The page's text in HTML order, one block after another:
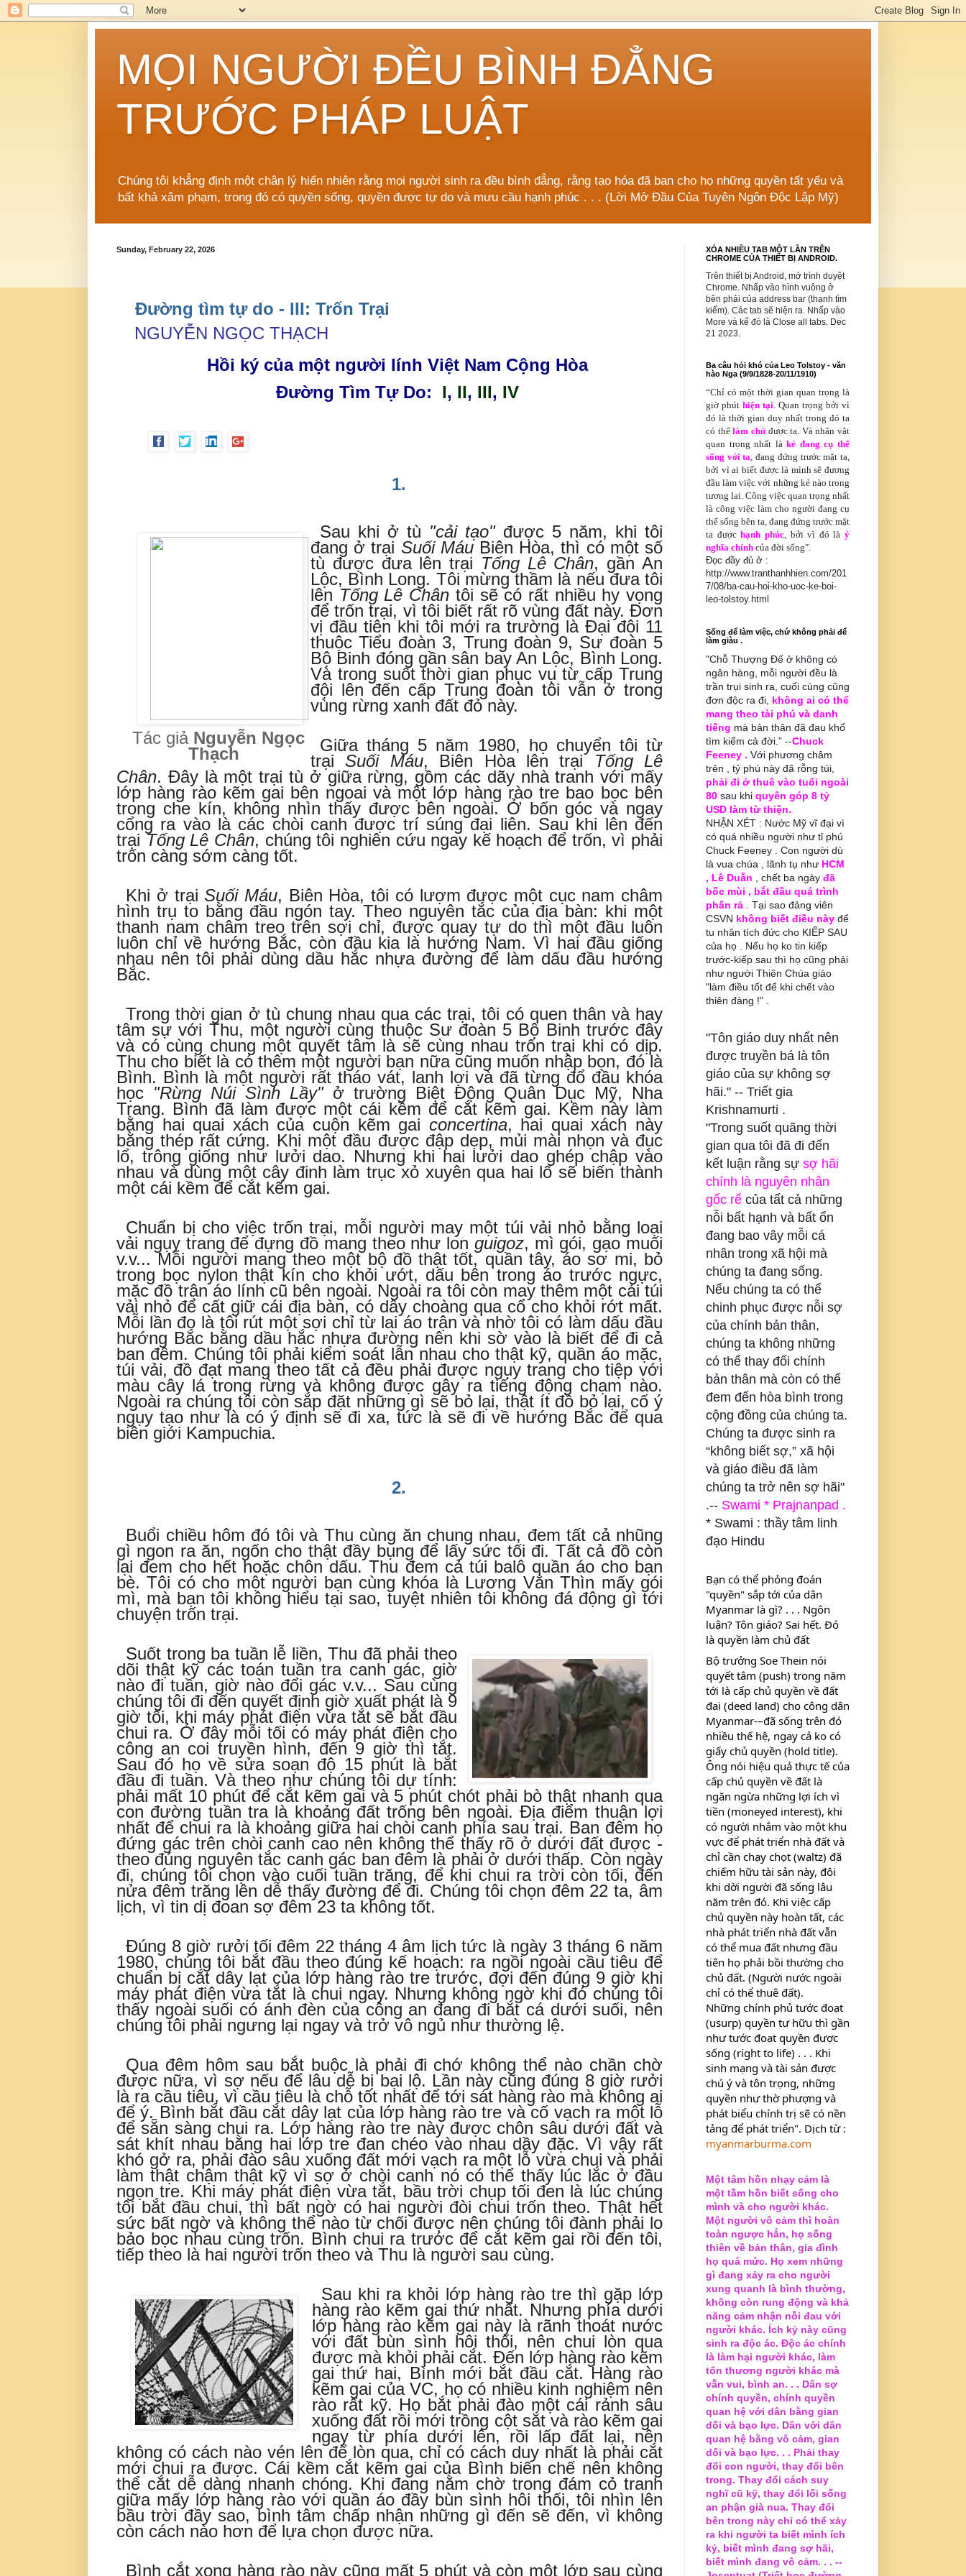
MỌI NGƯỜI ĐỀU BÌNH ĐẲNG
TRƯỚC PHÁP LUẬT
Chúng tôi khẳng định một chân lý hiển nhiên rằng mọi người sinh ra đều bình đẳng, rằng tạo hóa đã ban cho họ những quyền tất yếu và
bất khả xâm phạm, trong đó có quyền sống, quyền được tự do và mưu cầu hạnh phúc . . . (Lời Mở Đầu Của Tuyên Ngôn Độc Lập Mỹ)
Sunday, February 22, 2026
Đường tìm tự do - III: Trốn Trại
NGUYỄN NGỌC THẠCH
Hồi ký của một người lính Việt Nam Cộng Hòa
Đường Tìm Tự Do: I, II, III, IV
1.
Tác giả Nguyễn Ngọc
Thạch
Sau khi ở tù "cải tạo"được 5 năm, khi tôi
đang ở trại Suối MáuBiên Hòa, thì có một số
tù được đưa lên trại Tống Lê Chân, gần An
Lộc, Bình Long. Tôi mừng thầm là nếu đưa tôi
lên Tống Lê Chân tôi sẽ có rất nhiều hy vọng
để trốn trại, vì tôi biết rất rõ vùng đất này. Đơn
vị đầu tiên khi tôi mới ra trường là Đại đội 11
thuộc Tiểu đoàn 3, Trung đoàn 9, Sư đoàn 5
Bộ Binh đóng gần sân bay An Lộc, Bình Long.
Và trong suốt thời gian phục vụ từ cấp Trung
đội lên đến cấp Trung đoàn tôi vẫn ở trong
vùng rừng xanh đất đỏ này.
Giữa tháng 5 năm 1980, họ chuyển tôi từ
trạiSuối Máu, Biên Hòa lên trại Tống Lê
Chân. Đây là một trại tù ở giữa rừng, gồm các dãy nhà tranh với mấy
lớp hàng rào kẽm gai bên ngoai và một lớp hàng rào tre bao bọc bên
trong che kín, không nhìn thấy được bên ngoài. Ở bốn góc và ngay
cổng ra vào là các chòi canh được trí súng đại liên. Sau khi lên đến
trại Tống Lê Chân, chúng tôi nghiên cứu ngay kế hoạch để trốn, vì phải
trốn càng sớm càng tốt.
Khi ở trạiSuối Máu, Biên Hòa, tôi có lượm được một cục nam châm
hình trụ to bằng đầu ngón tay. Theo nguyên tắc của địa bàn: khi một
thanh nam châm treo trên sợi chỉ, được quay tự do thì một đầu luôn
luôn chỉ về hướng Bắc, còn đầu kia là hướng Nam. Vì hai đầu giống
nhau nên tôi phải dùng dầu hắc nhựa đường để làm dấu đầu hướng
Bắc.
Trong thời gian ở tù chung nhau qua các trại, tôi có quen thân và hay
tâm sự với Thu, một người cùng thuộc Sư đoàn 5 Bộ Binh trước đây
và có cùng chung một quyết tâm là sẽ cùng nhau trốn trại khi có dịp.
Thu cho biết là có thêm một người bạn nữa cũng muốn nhập bọn, đó là
Bình. Bình là một người rất tháo vát, lanh lợi và đã từng đổ đầu khóa
học "Rừng Núi Sình Lầy"ở trường Biệt Động Quân Dục Mỹ, Nha
Trang. Bình đã làm được một cái kềm để cắt kẽm gai. Kềm này làm
bằng hai quai xách của cuộn kẽm gai concertina, hai quai xách này
bằng thép rất cứng. Khi một đầu được đập dẹp, mủi mài nhọn và đục
lổ, trông giống như lưởi dao. Nhưng khi hai lưởi dao ghép chập vào
nhau và dùng một cây đinh làm trục xỏ xuyên qua hai lổ sẽ biến thành
một cái kềm để cắt kẽm gai.
Chuẩn bị cho việc trốn trại, mỗi người may một túi vải nhỏ bằng loại
vải ngụy trang để đựng đồ mang theo như lon guigoz, mì gói, gạo muối
v.v... Mỗi người mang theo một bộ đồ thật tốt, quần tây, áo sơ mi, bỏ
trong bọc nylon thật kín cho khỏi ướt, dấu bên trong áo trước ngực,
mặc đồ trận áo lính cũ bên ngoài. Ngoài ra tôi còn may thêm một cái túi
vải nhỏ đế cất giữ cái địa bàn, có dây choàng qua cổ cho khỏi rớt mất.
Mỗi lần đo là tôi rút một sợi chỉ từ lai áo trận và nhờ tôi có làm dấu đầu
hướng Bắc bằng dầu hắc nhựa đường nên khi sờ vào là biết để đi cả
ban đêm. Chúng tôi phải kiểm soát lẫn nhau cho thật kỹ, quần áo mặc,
túi vải, đồ đạt mang theo tất cả đều phải được ngụy trang cho tiệp với
màu cây lá trong rừng và không được gây ra tiếng động chạm nào.
Ngoài ra chúng tôi còn sắp đặt những gì sẽ bỏ lại, thật ít đồ bỏ lại, cố ý
ngụy tạo như là có ý định sẽ đi xa, tức là sẽ đi về hướng Bắc để qua
biên giới Kampuchia.
2.
Buổi chiều hôm đó tôi và Thu cùng ăn chung nhau, đem tất cả nhũng
gì ngon ra ăn, ngốn cho thật đầy bụng để lấy sức tối đi. Tất cả đồ còn
lại đem cho hết hoặc chôn dấu. Thu đem cả túi balô quần áo cho bạn
bè. Tôi có cho một người bạn cùng khóa là Lương Văn Thìn mấy gói
mì, mà bạn tôi không hiểu tại sao, tuyệt nhiên tôi không đá động gì tới
chuyện trốn trại.
Suốt trong ba tuần lễ liền, Thu đã phải theo
dõi thật kỹ các toán tuần tra canh gác, giờ
nào đi tuần, giờ nào đổi gác v.v... Sau cùng
chúng tôi đi đến quyết định giờ xuất phát là 9
giờ tối, khi máy phát điện vừa tắt sẽ bắt đầu
chui ra. Ở đây mỗi tối có máy phát điện cho
công an coi truyền hình, đến 9 giờ thì tắt.
Sau đó họ về sửa soạn độ 15 phút là bắt
đầu đi tuần. Và theo như chúng tôi dự tính:
phải mất 10 phút để cắt kẽm gai và 5 phút chót phải bò thật nhanh qua
con đường tuần tra là khoảng đất trống bên ngoài. Địa điểm thuận lợi
nhất để chui ra là khoảng giữa hai chòi canh phía sau trại. Ban đêm họ
đứng gác trên chòi canh cao nên không thể thấy rõ ở dưới đất được -
theo đúng nguyên tắc canh gác ban đêm là phải ở dưới thấp. Còn ngày
đi, chúng tôi chọn vào cuối tuần trăng, để khi chui ra trời còn tối, đến
nửa đêm trăng lên dễ thấy đường để đi. Chúng tôi chọn đêm 22 ta, âm
lịch, vì tin dị đoan sợ đêm 23 ta không tốt.
Đúng 8 giờ rưởi tối đêm 22 tháng 4 âm lịch tức là ngày 3 tháng 6 năm
1980, chúng tôi bắt đầu theo đúng kế hoạch: ra ngồi ngoài cầu tiêu để
chuẩn bị cắt dây lạt của lớp hàng rào tre trước, đợi đến đúng 9 giờ khi
máy phát điện vừa tắt là chui ngay. Nhưng không ngờ khi đó chúng tôi
thấy ngoài suối có ánh đèn của công an đang đi bắt cá dưới suối, nên
chúng tôi phải ngưng lại ngay và trở vô ngủ như thường lệ.
Qua đêm hôm sau bắt buộc là phải đi chớ không thể nào chần chờ
được nữa, vì sợ nếu để lâu dễ bị bại lộ. Lần này cũng đúng 8 giờ rưởi
là ra cầu tiêu, vì cầu tiêu là chỗ tốt nhất để tới sát hàng rào mà không ai
để ý. Bình bắt đầu cắt dây lạt của lớp hàng rào tre và cố vạch ra một lỗ
để sẵn sàng chui ra. Lớp hàng rào tre này được chôn sâu dưới đất và
sát khít nhau bằng hai lớp tre đan chéo vào nhau dầy đặc. Vì vậy rất
khó gở ra, phải đào sâu xuống đất mới vạch ra một lỗ vừa chui và phải
làm thật chậm thật kỹ vì sợ ở chòi canh nó có thể thấy lúc lắc ở đầu
ngọn tre. Khi máy phát điện vừa tắt, bầu trời chụp tối đen là lúc chúng
tôi bắt đầu chui, thì bất ngờ có hai người đòi chui trốn theo. Thật hết
sức bất ngờ và không thể nào từ chối được nên chúng tôi đành phải lo
bảo bọc nhau cùng trốn. Bình chui ra trước để cắt kẽm gai rồi đến tôi,
tiếp theo là hai người trốn theo và Thu là người sau cùng.
Sau khi ra khỏi lớp hàng rào tre thì gặp lớp
hàng rào kẽm gai thứ nhất. Nhưng phía dưới
lớp hàng rào kẽm gai này là rãnh thoát nước
với đất bùn sình hôi thối, nên chui lòn qua
được mà khỏi phải cắt. Đến lớp hàng rào kẽm
gai thứ hai, Bình mới bắt đầu cắt. Hàng rào
kẽm gai của VC, họ có nhiều kinh nghiệm nên
rào rất kỹ. Họ bắt phải đào một cái rảnh sâu
xuống đất rồi mới trồng cột sắt và rào kẽm gai
ngay từ phía dưới lên, rồi lấp đất lại, nên
không có cách nào vén lên để lòn qua, chỉ có cách duy nhất là phải cắt
mới chui ra được. Cái kềm cắt kẽm gai của Bình biến chế nên không
thể cắt dễ dàng nhanh chóng. Khi đang nằm chờ trong đám cỏ tranh
giữa mấy lớp hàng rào với quần áo đầy bùn sình hôi thối, tôi nhìn lên
bầu trời đầy sao, bình tâm chấp nhận những gì đến sẽ đến, vì không
còn cách nào hơn để lựa chọn được nữa.
Bình cắt xong hàng rào này cũng mất 5 phút và còn một lớp sau cùng
XÓA NHIỀU TAB MỘT LẦN TRÊN
CHROME CỦA THIẾT BỊ ANDROID.
Trên thiết bị Android, mở trình duyệt
Chrome. Nhấp vào hình vuông ở
bên phải của address bar (thanh tìm
kiếm). Các tab sẽ hiện ra. Nhấp vào
More và kế đó là Close all tabs. Dec
21 2023.
Ba câu hỏi khó của Leo Tolstoy - văn
hào Nga (9/9/1828-20/11/1910)
“Chỉ có một thời gian quan trọng là
giờ phút hiện tại. Quan trọng bởi vì
đó là thời gian duy nhất trong đó ta
có thể làm chủ được ta. Và nhân vật
quan trọng nhất là kẻ đang cụ thể
sống với ta, đang đứng trước mặt ta,
bởi vì ai biết được là mình sẽ đương
đầu làm việc với những kẻ nào trong
tương lai. Công việc quan trọng nhất
là công việc làm cho người đang cụ
thể sống bên ta, đang đứng trước mặt
ta được hạnh phúc, bởi vì đó là ý
nghĩa chính của đời sống".
Đọc đầy đủ ở :
http://www.tranthanhhien.com/201
7/08/ba-cau-hoi-kho-uoc-ke-boi-
leo-tolstoy.html
Sống để làm việc, chứ không phải để
làm giàu .
"Chỗ Thượng Đế ở không có
ngân hàng, mỗi người đều là
trần trụi sinh ra, cuối cùng cũng
đơn độc ra đi, không ai có thể
mang theo tài phú và danh
tiếng mà bản thân đã đau khổ
tìm kiếm cả đời.” --Chuck
Feeney . Với phương châm
trên , tỷ phú này đã rỗng túi,
phải đi ở thuê vào tuổi ngoài
80 sau khi quyên góp 8 tỷ
USD làm từ thiện.
NHẬN XÉT : Nước Mỹ vĩ đại vì
có quá nhiều người như tỉ phú
Chuck Feeney . Con người dù
là vua chúa , lãnh tụ như HCM
, Lê Duẫn , chết ba ngày đã
bốc mùi , bắt đầu quá trình
phân rả . Tại sao đảng viên
CSVN không biết điều này để
tu nhân tích đức cho KIẾP SAU
của họ . Nếu họ ko tin kiếp
trước-kiếp sau thì họ cũng phải
như người Thiên Chúa giáo
"làm điều tốt để khi chết vào
thiên đàng !" .
"Tôn giáo duy nhất nên
được truyền bá là tôn
giáo của sự không sợ
hãi." -- Triết gia
Krishnamurti .
"Trong suốt quãng thời
gian qua tôi đã đi đến
kết luận rằng sự sợ hãi
chính là nguyên nhân
gốc rể của tất cả những
nỗi bất hạnh và bất ổn
đang bao vây mỗi cá
nhân trong xã hội mà
chúng ta đang sống.
Nếu chúng ta có thể
chinh phục được nỗi sợ
của chính bản thân,
chúng ta không những
có thể thay đổi chính
bản thân mà còn có thể
đem đến hòa bình trong
cộng đồng của chúng ta.
Chúng ta được sinh ra
“không biết sợ,” xã hội
và giáo điều đã làm
chúng ta trở nên sợ hãi"
.-- Swami * Prajnanpad .
* Swami : thầy tâm linh
đạo Hindu
Bạn có thể phỏng đoán
"quyền" sắp tới của dân
Myanmar là gì? . . . Ngôn
luận? Tôn giáo? Sai hết. Đó
là quyền làm chủ đất
Bộ trưởng Soe Thein nói
quyết tâm (push) trong năm
tới là cấp chủ quyền về đất
đai (deed land) cho công dân
Myanmar-–đã sống trên đó
nhiều thế hệ, ngay cả ko có
giấy chủ quyền (hold title).
Ông nói hiệu quả thực tế của
cấp chủ quyền về đất là
ngăn ngừa những lợi ích vì
tiền (moneyed interest), khi
có người nhắm vào một khu
vực để phát triển nhà đất và
chỉ cần chạy chọt (waltz) đã
chiếm hữu tài sản này, đôi
khi dời người đã sống lâu
năm trên đó. Khi việc cấp
chủ quyền này hoàn tất, các
nhà phát triển nhà đất vẫn
có thể mua đất nhưng đầu
tiên họ phải bồi thường cho
chủ đất. (Người nước ngoài
chỉ có thể thuê đất).
Những chính phủ tước đoạt
(usurp) quyền tư hữu thì gần
như tước đoạt quyền được
sống (right to life) . . . Khi
sinh mạng và tài sản được
chú ý và tôn trọng, những
quyền như thờ phượng và
phát biểu chính trị sẽ có nền
myanmarburma.com
Một tâm hồn nhạy cảm là
một tầm hồn biết sống cho
mình và cho người khác.
Một người vô cảm thì hoàn
toàn ngược hẳn, họ sống
thiên về bản thân, gia đình
họ quá mức. Họ xem những
gì đang xảy ra cho người
xung quanh là bình thường,
không còn rung động và khả
năng cảm nhận nỗi đau với
người khác. Ích kỷ này cũng
sinh ra độc ác. Độc ác chính
là làm hại người khác, làm
tổn thương người khác mà
vẫn vui, bình an. . . Dân sợ
chính quyền, chính quyền
quan hệ với dân bằng gian
dối và bạo lực. Dân với dân
quan hệ bằng vô cảm, gian
dối và bạo lực. . . Phải thay
đổi con người, thay đổi bên
trong. Thay đổi cách suy
nghĩ cũ kỹ, thay đổi lối sống
an phận già nua. Thay đổi
bên trong này chỉ có thể xảy
ra khi người ta biết mình ích
kỷ, biết mình đang sợ hãi,
biết mình đang vô cảm. . . --